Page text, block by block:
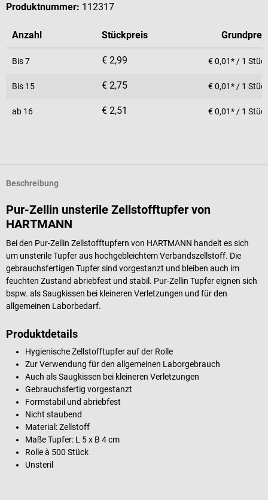
Produktnummer: 112317
Anzahl Stückpreis
Bis7 € 2,99 € 0,01* / 1
Bis 15 € 2,75 € 0,01* / 1
ab 16 € 2,51 € 0,01* / 1
Beschreibung
Pur-Zellin unsterile Zellstofftupfer von
HARTMANN
Bei den Pur-Zellin Zellstofftupfern von HARTMANN handelt es sich
um unsterile Tupfer aus hochgebleichtem Verbandszellstoff. Die
gebrauchsfertigen Tupfer sind vorgestanzt und bleiben auch im
feuchten Zustand abriebfest und stabil. Pur-Zellin Tupfer eignen sich
bspw. als Saugkissen bei kleineren Verletzungen und für den
allgemeinen Laborbedarf.
Produktdetails
Hygienische Zellstofftupfer auf der Rolle
Zur Verwendung für den allgemeinen Laborgebrauch
Auch als Saugkissen bei kleineren Verletzungen
Gebrauchsfertig vorgestanzt
Formstabil und abriebfest
Nicht staubend
Material: Zellstoff
Maße Tupfer: L 5 x B 4 cm
Rolle à 500 Stück
Unsteril